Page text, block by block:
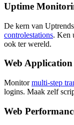
Uptime
De kern van
controlestations. Ken
ook ter wereld.
Web
Monitormulti-step
logins. Maak zelf
Web